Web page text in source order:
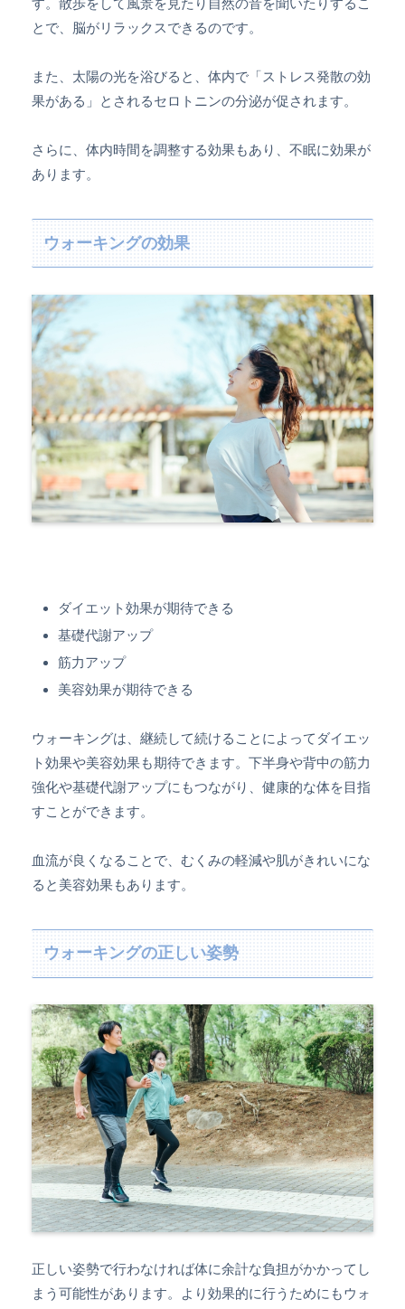
す。散歩をして風景を見たり自然の音を聞いたりするこ
とで、脳がリラックスできるのです。
また、太陽の光を浴びると、体内で「ストレス発散の効
果がある」とされるセロトニンの分泌が促されます。
さらに、体内時間を調整する効果もあり、不眠に効果が
あります。
ウォーキングの効果
ダイエット効果が期待できる
基礎代謝アップ
筋力アップ
美容効果が期待できる
ウォーキングは、継続して続けることによってダイエッ
ト効果や美容効果も期待できます。下半身や背中の筋力
強化や基礎代謝アップにもつながり、健康的な体を目指
すことができます。
血流が良くなることで、むくみの軽減や肌がきれいにな
ると美容効果もあります。
ウォーキングの正しい姿勢
正しい姿勢で行わなければ体に余計な負担がかかってし
まう可能性があります。より効果的に行うためにもウォ